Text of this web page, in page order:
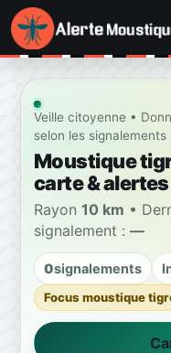
Veille citoyenne •
selon les signalements
Moustique
carte &
Rayon 10 km •
signalement : —
0signalements
Focus moustique